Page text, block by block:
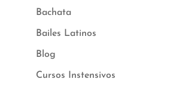
Bachata
Bailes Latinos
Blog
Cursos Instensivos